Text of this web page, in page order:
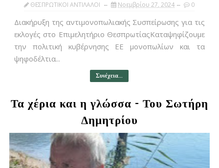
ΘΕΣΠΡΩΤΙΚΟΙ ΑΝΤΙΛΑΛΟΙ Νοεμβρίου 27, 2024 0
Διακήρυξη της αντιμονοπωλιακής Συσπείρωσης για τις
εκλογές στο Επιμελητήριο ΘεσπρωτίαςΚαταψηφίζουμε
την πολιτική κυβέρνησης ΕΕ μονοπωλίων και τα
ψηφοδέλτια...
Συνέχεια...
Τα χέρια και η γλώσσα - Του Σωτήρη
Δημητρίου